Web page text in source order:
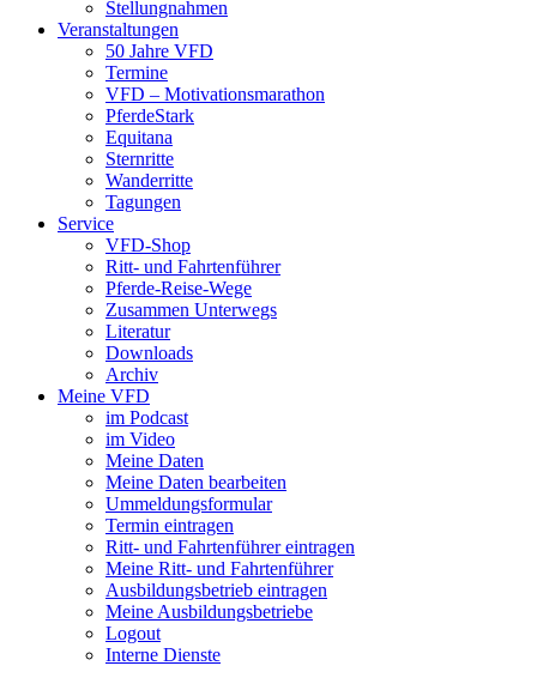
Stellungnahmen
Veranstaltungen
50 Jahre VFD
Termine
VFD – Motivationsmarathon
PferdeStark
Equitana
Sternritte
Wanderritte
Tagungen
Service
VFD-Shop
Ritt- und Fahrtenführer
Pferde-Reise-Wege
Zusammen Unterwegs
Literatur
Downloads
Archiv
Meine VFD
im Podcast
im Video
Meine Daten
Meine Daten bearbeiten
Ummeldungsformular
Termin eintragen
Ritt- und Fahrtenführer eintragen
Meine Ritt- und Fahrtenführer
Ausbildungsbetrieb eintragen
Meine Ausbildungsbetriebe
Logout
Interne Dienste